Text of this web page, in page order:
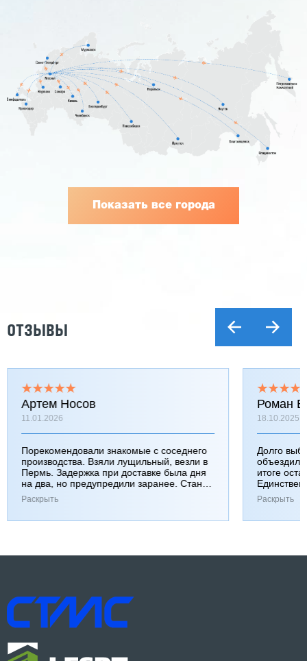
Показать все города
ОТЗЫВЫ
Артем Носов
11.01.2026
Порекомендовали знакомые с соседнего
производства. Взяли лущильный, везли в
Пермь. Задержка при доставке была дня
на два, но предупредили заранее. Станок
работает хорошо, к качеству вопросов нет.
Раскрыть
Роман
18.10.2025
Долго
итоге
Раскрыть